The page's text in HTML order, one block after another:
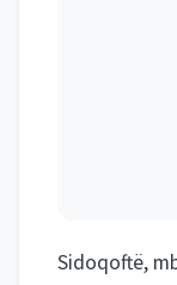
Sidoqoftë,